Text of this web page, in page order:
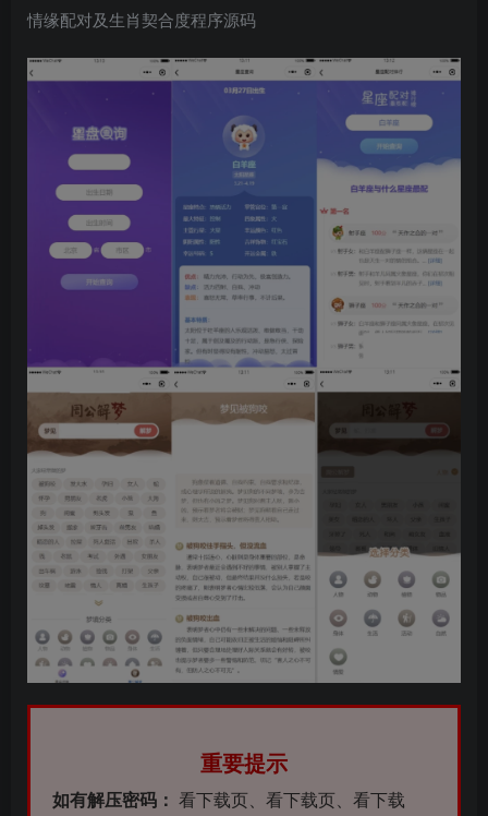
情缘配对及生肖契合度程序源码
重要提示
如有解压密码： 看下载页、看下载页、看下载